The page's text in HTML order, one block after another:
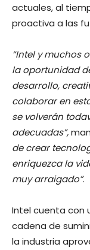
actuales, al
proactiva a las
“Intel y muchos
la oportunidad
desarrollo,
colaborar en
se volverán
adecuadas”,
de crear
enriquezca la
muy arraigado”.
Intel cuenta con
cadena de
la industria